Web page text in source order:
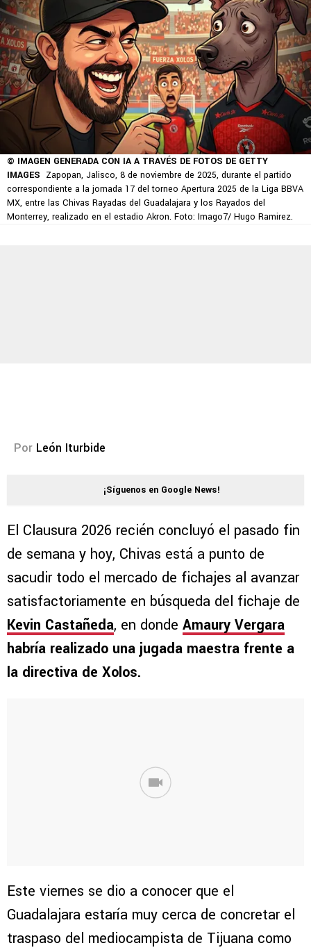
© IMAGEN GENERADA CON IA A TRAVÉS DE FOTOS DE GETTY
IMAGES Zapopan, Jalisco, 8 de noviembre de 2025, durante el partido
correspondiente a la jornada 17 del torneo Apertura 2025 de la Liga BBVA
MX, entre las Chivas Rayadas del Guadalajara y los Rayados del
Monterrey, realizado en el estadio Akron. Foto: Imago7/ Hugo Ramirez.
Por León Iturbide
¡Síguenos en Google News!
El Clausura 2026 recién concluyó el pasado fin
de semana y hoy, Chivas está a punto de
sacudir todo el mercado de fichajes al avanzar
satisfactoriamente en búsqueda del fichaje de
Kevin Castañeda, en donde Amaury Vergara
habría realizado una jugada maestra frente a
la directiva de Xolos.
Este viernes se dio a conocer que el
Guadalajara estaría muy cerca de concretar el
traspaso del mediocampista de Tijuana como